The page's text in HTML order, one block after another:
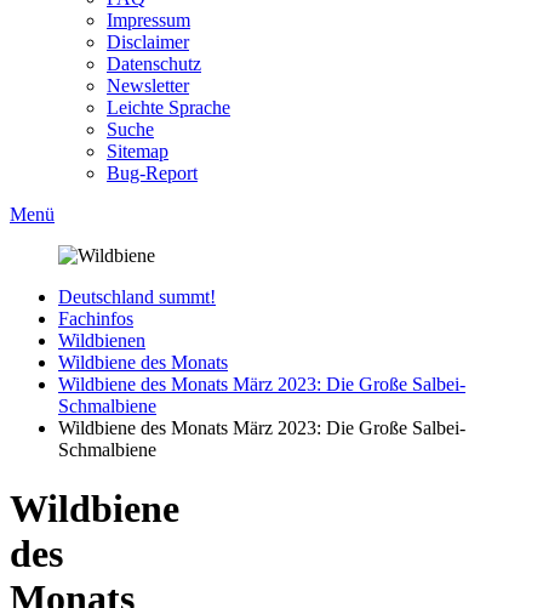
Impressum
Disclaimer
Datenschutz
Newsletter
Leichte Sprache
Suche
Sitemap
Bug-Report
Menü
Deutschland summt!
Fachinfos
Wildbienen
Wildbiene des Monats
Wildbiene des Monats März 2023: Die Große Salbei-
Schmalbiene
Wildbiene des Monats März 2023: Die Große Salbei-
Schmalbiene
Wildbiene
des
Monats